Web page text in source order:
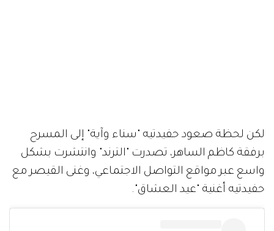
لكن لحظة صعود حفيدتيه "سناء وآية" إلى المسرح
برفقة كاظم الساهر، تصدرت "الترند" وانتشرت بشكل
واسع عبر مواقع التواصل الاجتماعي، وغنى القيصر مع
حفيدتيه أغنية "عيد العشاق".